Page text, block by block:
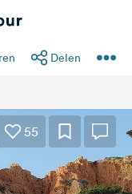
Delen
55